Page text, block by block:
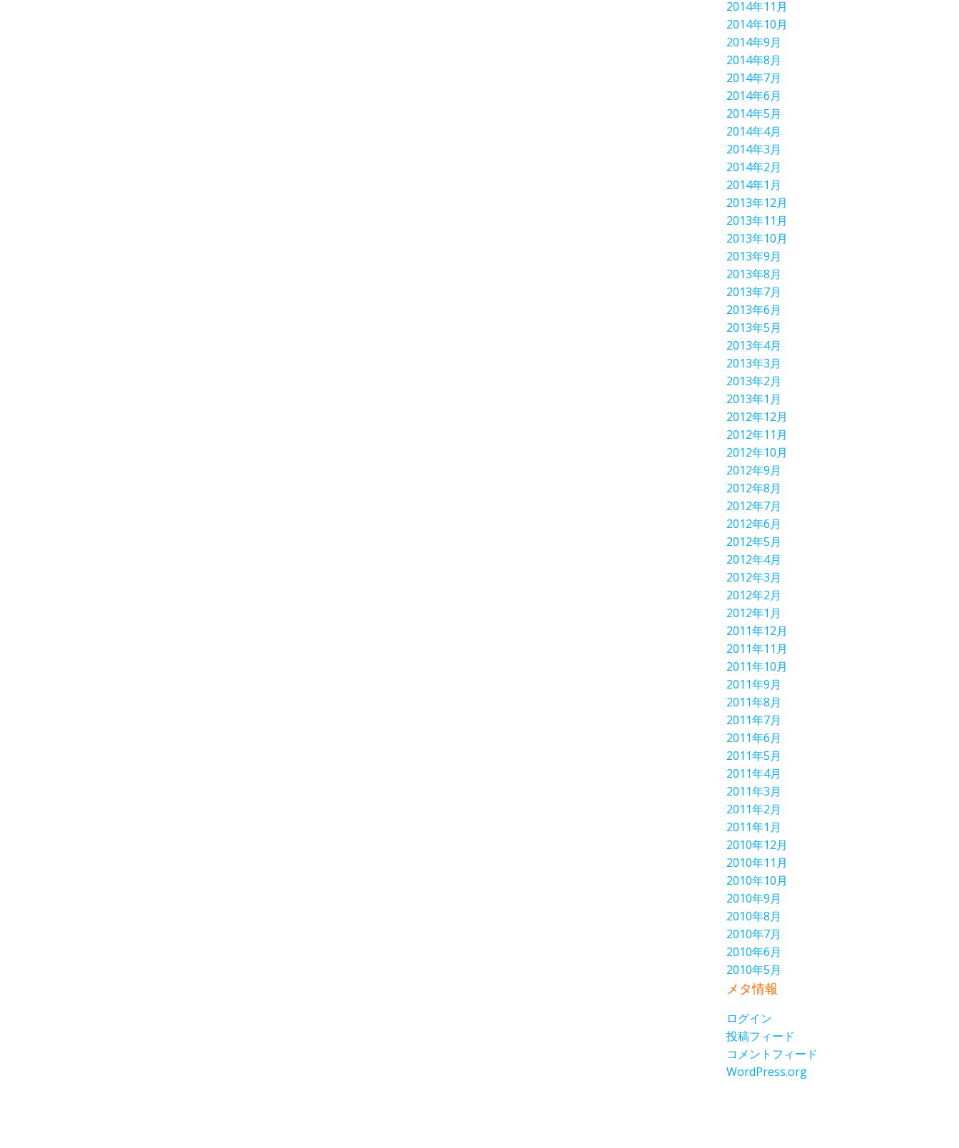
2014年11月
2014年10月
2014年9月
2014年8月
2014年7月
2014年6月
2014年5月
2014年4月
2014年3月
2014年2月
2014年1月
2013年12月
2013年11月
2013年10月
2013年9月
2013年8月
2013年7月
2013年6月
2013年5月
2013年4月
2013年3月
2013年2月
2013年1月
2012年12月
2012年11月
2012年10月
2012年9月
2012年8月
2012年7月
2012年6月
2012年5月
2012年4月
2012年3月
2012年2月
2012年1月
2011年12月
2011年11月
2011年10月
2011年9月
2011年8月
2011年7月
2011年6月
2011年5月
2011年4月
2011年3月
2011年2月
2011年1月
2010年12月
2010年11月
2010年10月
2010年9月
2010年8月
2010年7月
2010年6月
2010年5月
メタ情報
ログイン
投稿フィード
コメントフィード
WordPress.org